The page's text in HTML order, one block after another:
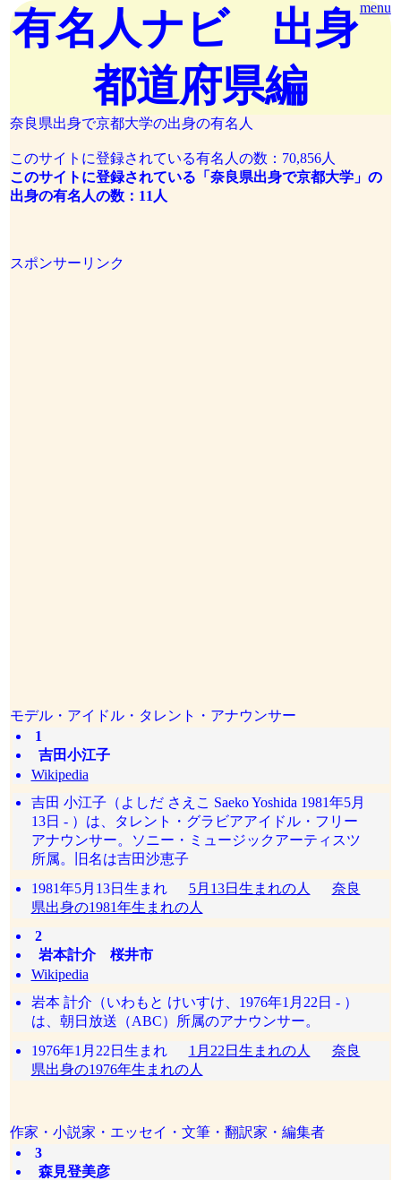
menu
有名人ナビ 出身
都道府県編
奈良県出身で京都大学の出身の有名人
このサイトに登録されている有名人の数：70,856人
このサイトに登録されている「奈良県出身で京都大学」の
出身の有名人の数：11人
スポンサーリンク
モデル・アイドル・タレント・アナウンサー
1
吉田小江子
Wikipedia
吉田 小江子（よしだ さえこ Saeko Yoshida 1981年5月
13日 - ）は、タレント・グラビアアイドル・フリー
アナウンサー。ソニー・ミュージックアーティスツ
所属。旧名は吉田沙恵子
1981年5月13日生まれ 5月13日生まれの人
奈良
県出身の1981年生まれの人
2
岩本計介 桜井市
Wikipedia
岩本 計介（いわもと けいすけ、1976年1月22日 - ）
は、朝日放送（ABC）所属のアナウンサー。
1976年1月22日生まれ 1月22日生まれの人
奈良
県出身の1976年生まれの人
作家・小説家・エッセイ・文筆・翻訳家・編集者
3
森見登美彦